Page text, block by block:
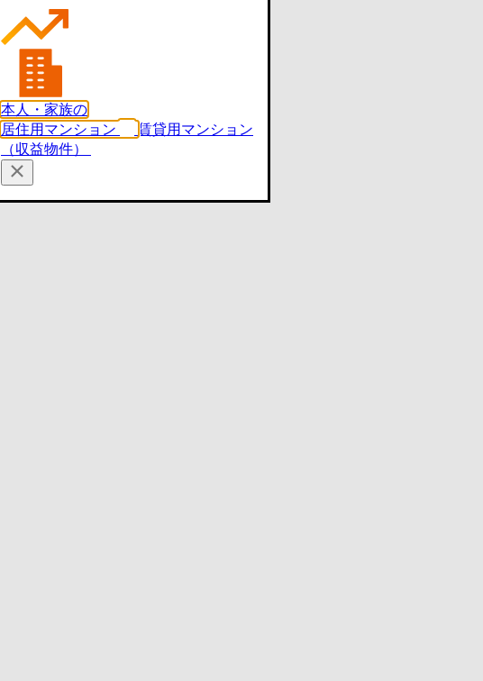
本人・家族の
居住用マンション
賃貸用マンション
（収益物件）